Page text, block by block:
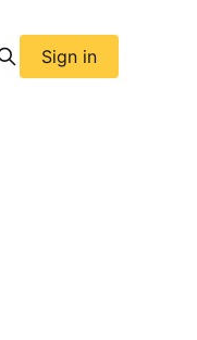
Sign in